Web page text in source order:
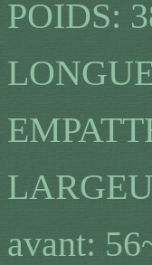
POIDS:
avant: